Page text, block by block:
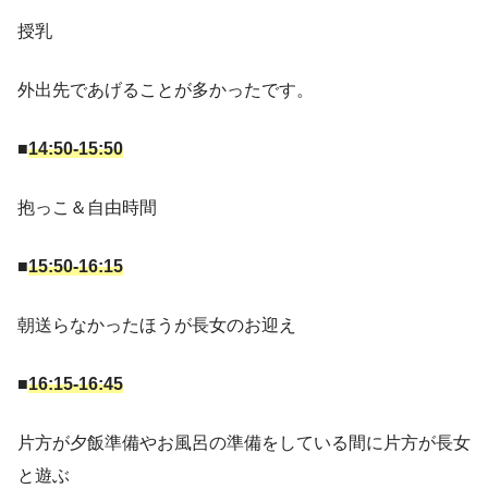
授乳
外出先であげることが多かったです。
■14:50-15:50
抱っこ＆自由時間
■15:50-16:15
朝送らなかったほうが長女のお迎え
■16:15-16:45
片方が夕飯準備やお風呂の準備をしている間に片方が長女
と遊ぶ